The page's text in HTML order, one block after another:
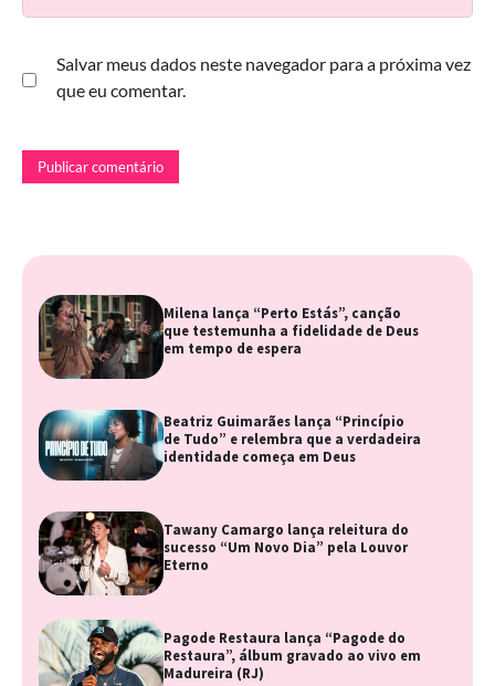
Salvar meus dados neste navegador para a próxima vez
que eu comentar.
Milena lança “Perto Estás”, canção
que testemunha a fidelidade de Deus
em tempo de espera
Beatriz Guimarães lança “Princípio
de Tudo” e relembra que a verdadeira
identidade começa em Deus
Tawany Camargo lança releitura do
sucesso “Um Novo Dia” pela Louvor
Eterno
Pagode Restaura lança “Pagode do
Restaura”, álbum gravado ao vivo em
Madureira (RJ)